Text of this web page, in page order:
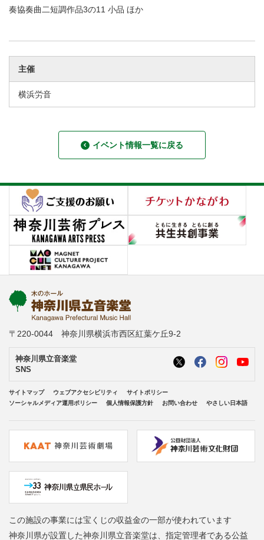
奏協奏曲二短調作品3の11 小品 ほか
主催
横浜労音
イベント情報一覧に戻る
〒220-0044 神奈川県横浜市西区紅葉ケ丘9-2
神奈川県立音楽堂
SNS
サイトマップ ウェブアクセシビリティ
サイトポリシー
ソーシャルメディア運用ポリシー
個人情報保護方針 お問い合わせ やさしい日本語
この施設の事業には宝くじの収益金の一部が使われています
神奈川県が設置した神奈川県立音楽堂は、指定管理者である公益